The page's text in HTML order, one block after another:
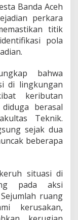
Banda Aceh
perkara
titik
pola
bahwa
di lingkungan
keributan
berasal
Teknik.
sejak dua
beberapa
situasi di
pada aksi
ruang
kerusakan,